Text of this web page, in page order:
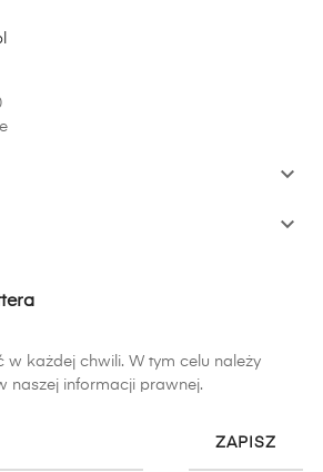


w każdej chwili. W tym celu należy
naszej informacji prawnej.
ZAPISZ